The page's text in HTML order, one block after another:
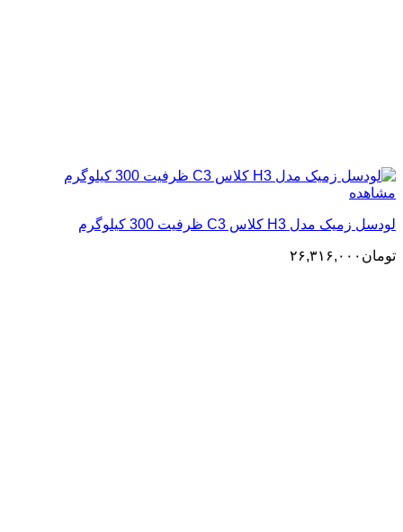
مشاهده
لودسل زمیک مدل H3 کلاس C3 ظرفیت 300 کیلوگرم
تومان ۲۶,۳۱۶,۰۰۰